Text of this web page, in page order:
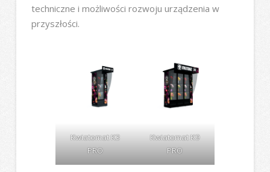
techniczne i możliwości rozwoju urządzenia w
przyszłości.
Kwiatomat K3
PRO
Kwiatomat K9
PRO